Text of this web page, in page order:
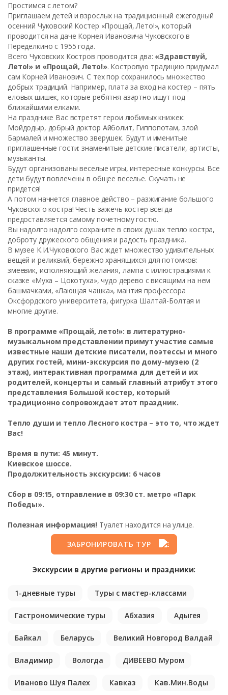
Простимся с летом?
Приглашаем детей и взрослых на традиционный ежегодный
осенний Чуковский Костер «Прощай, Лето!», который
проводится на даче Корнея Ивановича Чуковского в
Переделкино с 1955 года.
Всего Чуковских Костров проводится два: «Здравствуй,
Лето!» и «Прощай, Лето!». Костровую традицию придумал
сам Корней Иванович. С тех пор сохранилось множество
добрых традиций. Например, плата за вход на костер – пять
еловых шишек, которые ребятня азартно ищут под
ближайшими елками.
На празднике Вас встретят герои любимых книжек:
Мойдодыр, добрый доктор Айболит, Гиппопотам, злой
Бармалей и множество зверушек. Будут и именитые
приглашенные гости: знаменитые детские писатели, артисты,
музыканты.
Будут организованы веселые игры, интересные конкурсы. Все
дети будут вовлечены в общее веселье. Скучать не
придется!
А потом начнется главное действо – разжигание большого
Чуковского костра! Честь зажечь костер всегда
предоставляется самому почетному гостю.
Вы надолго надолго сохраните в своих душах тепло костра,
доброту дружеского общения и радость праздника.
В музее К.И.Чуковского Вас ждет множество удивительных
вещей и реликвий, бережно хранящихся для потомков:
змеевик, исполняющий желания, лампа с иллюстрациями к
сказке «Муха – Цокотуха», чудо дерево с висящими на нем
башмачками, «Лающая чашка», мантия профессора
Оксфордского университета, фигурка Шалтай-Болтая и
многие другие.
В программе «Прощай, лето!»: в литературно-
музыкальном представлении примут участие самые
известные наши детские писатели, поэтессы и много
других гостей, мини-экскурсия по дому-музею (2
этаж), интерактивная программа для детей и их
родителей, концерты и самый главный атрибут этого
представления Большой костер, который
традиционно сопровождает этот праздник.
Тепло души и тепло Лесного костра – это то, что ждет
Вас!
Время в пути: 45 минут.
Киевское шоссе.
Продолжительность экскурсии: 6 часов
Сбор в 09:15, отправление в 09:30 ст. метро «Парк
Победы».
Полезная информация! Туалет находится на улице.
ЗАБРОНИРОВАТЬ ТУР
Экскурсии в другие регионы и праздники:
1-дневные туры Туры с мастер-классами
Гастрономические туры Абхазия Адыгея
Байкал Беларусь Великий Новгород Валдай
Владимир Вологда ДИВЕЕВО Муром
Иваново Шуя Палех Кавказ Кав.Мин.Воды